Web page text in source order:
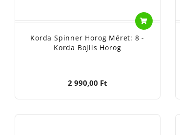
Korda Spinner Horog Méret: 8 -
Korda Bojlis Horog
2 990,00 Ft